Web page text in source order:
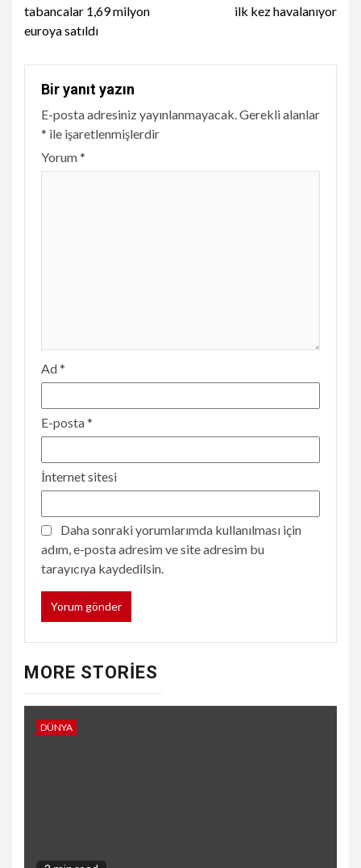
tabancalar 1,69 milyon
euroya satıldı
ilk kez havalanıyor
Bir yanıt yazın
E-posta adresiniz yayınlanmayacak. Gerekli alanlar
* ile işaretlenmişlerdir
Yorum*
Ad*
E-posta*
İnternet sitesi
Daha sonraki yorumlarımda kullanılması için
adım, e-posta adresim ve site adresim bu
tarayıcıya kaydedilsin.
MORE STORIES
DÜNYA